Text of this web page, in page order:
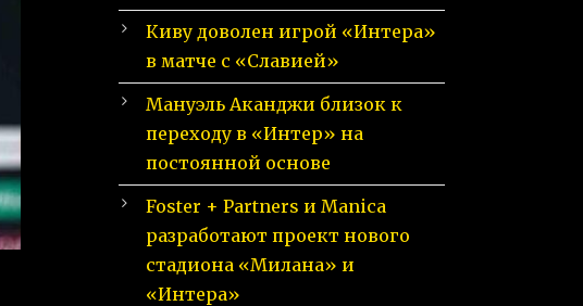
Киву доволен игрой «Интера»
в матче с «Славией»
Мануэль Аканджи близок к
переходу в «Интер» на
постоянной основе
Foster + Partners и Manica
разработают проект нового
стадиона «Милана» и
«Интера»